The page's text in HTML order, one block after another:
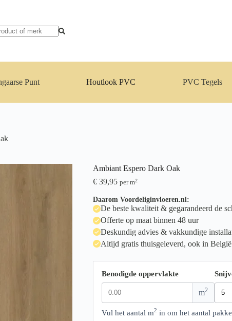
Punt Houtlook PVC PVC Tegels
Ambiant Espero Dark Oak
€39,95 per m2
Daarom Voordeliginvloeren.nl:
De beste kwaliteit & gegarandeerd de
Offerte op maat binnen 48 uur
Deskundig advies & vakkundige
Altijd gratis thuisgeleverd, ook in België
Benodigde oppervlakte
m2
Vul het aantal m2 in om het aantal